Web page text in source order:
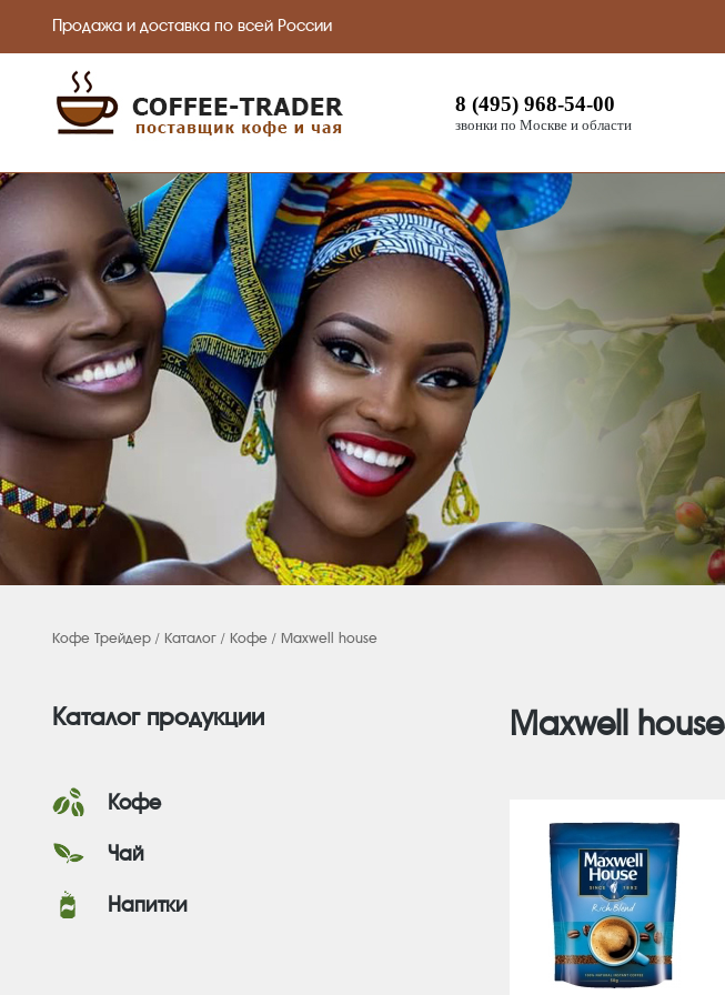
Продажа и доставка по всей России
8 (495) 968-54-00
звонки по Москве и области
Кофе Трейдер / Каталог / Кофе / Maxwell house
Каталог продукции
Кофе
Чай
Напитки
Maxwell house